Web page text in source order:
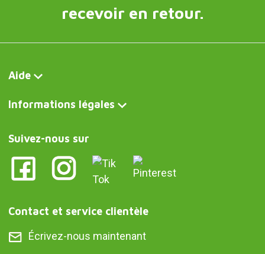
recevoir en retour.
Aide
Informations légales
Suivez-nous sur
Contact et service clientèle
Écrivez-nous maintenant